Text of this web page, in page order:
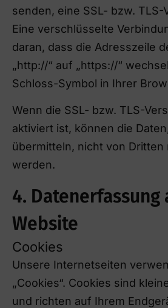
senden, eine SSL- bzw. TLS-
Eine verschlüsselte
daran, dass die Adresszeile
„http://“ auf „https://“
Schloss-Symbol in Ihrer
Wenn die SSL- bzw. TLS-
aktiviert ist, können die
übermitteln, nicht von Dritten
werden.
4. Datenerfassung
Website
Cookies
Unsere Internetseiten
„Cookies“. Cookies sind
und richten auf Ihrem